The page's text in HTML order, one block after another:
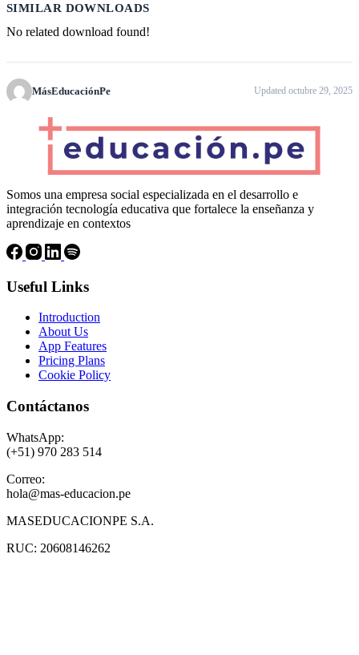
SIMILAR DOWNLOADS
No related download found!
MásEducaciónPe Updated octubre 29, 2025
Somos una empresa social especializada en el desarrollo e
integración tecnología educativa que fortalece la enseñanza y
aprendizaje en contextos
Useful Links
Introduction
About Us
App Features
Pricing Plans
Cookie Policy
Contáctanos
WhatsApp:
(+51) 970 283 514
Correo:
hola@mas-educacion.pe
MASEDUCACIONPE S.A.
RUC: 20608146262